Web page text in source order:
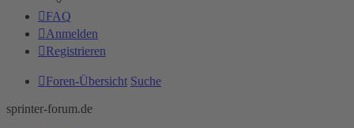
FAQ
Anmelden
Registrieren
Foren-Übersicht Suche
sprinter-forum.de